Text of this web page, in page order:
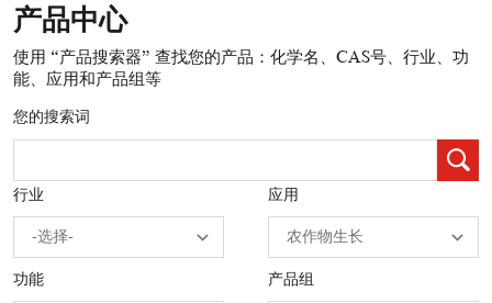
产品中心
使用 “产品搜索器” 查找您的产品：化学名、CAS号、行业、功
能、应用和产品组等
您的搜索词
行业 应用
功能 产品组